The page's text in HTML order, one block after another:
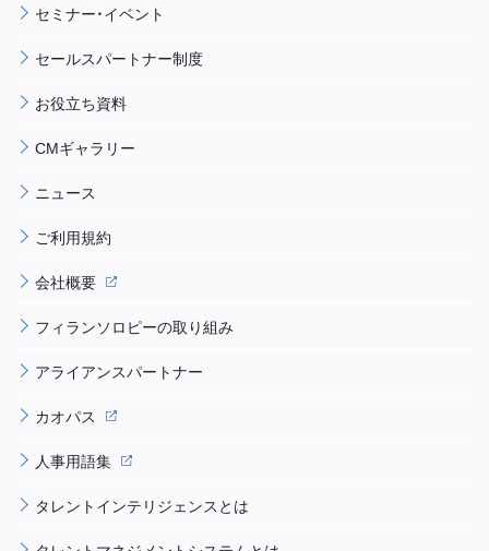
セミナー・イベント
セールスパートナー制度
お役立ち資料
CMギャラリー
ニュース
ご利用規約
会社概要
フィランソロピーの取り組み
アライアンスパートナー
カオパス
人事用語集
タレントインテリジェンスとは